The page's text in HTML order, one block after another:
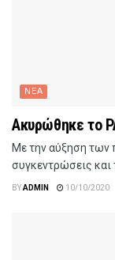
ΝΕΑ
Ακυρώθηκε το
Με την αύξηση των
συγκεντρώσεις και
BYADMIN 10/10/2020